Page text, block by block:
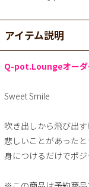
アイテム説明
Q-pot.Loungeオーダ
Sweet Smile
吹き出しから飛び出す
悲しいことがあったと
身につけるだけでポジ